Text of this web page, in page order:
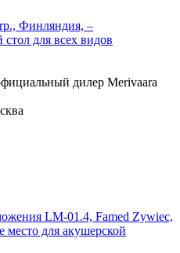
Финляндия, –
для всех видов
дилер Merivaara
LM-01.4, Famed Zywiec,
место для акушерской